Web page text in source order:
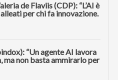
de Flaviis (CDP): “L’AI è
per chi fa innovazione.
“Un agente AI lavora
ma non basta ammirarlo per